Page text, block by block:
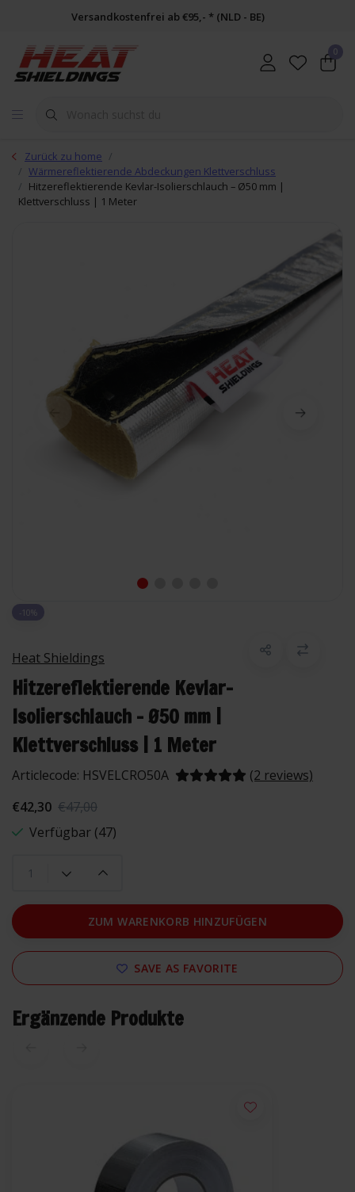
Versandkostenfrei ab €95,- * (NLD - BE)
0
Zurück zu home
Wärmereflektierende Abdeckungen Klettverschluss
Hitzereflektierende Kevlar-Isolierschlauch – Ø50 mm |
Klettverschluss | 1 Meter
-10%
Heat Shieldings
Hitzereflektierende Kevlar-
Isolierschlauch – Ø50 mm |
Klettverschluss | 1 Meter
Articlecode: HSVELCRO50A
(2 reviews)
€42,30 €47,00
Verfügbar (47)
ZUM WARENKORB HINZUFÜGEN
SAVE AS FAVORITE
Ergänzende Produkte